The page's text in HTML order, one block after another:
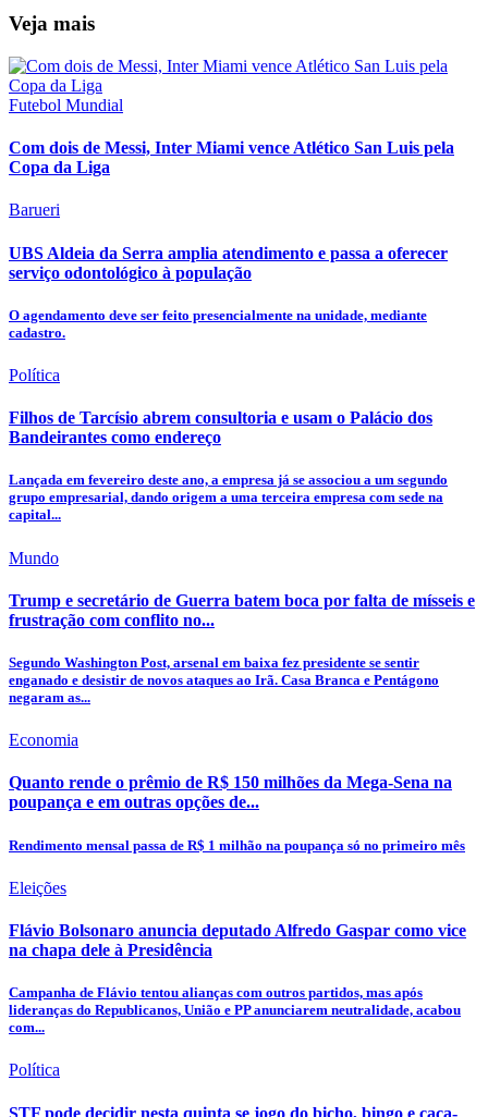
Veja mais
Futebol Mundial
Com dois de Messi, Inter Miami vence Atlético San Luis pela
Copa da Liga
Barueri
UBS Aldeia da Serra amplia atendimento e passa a oferecer
serviço odontológico à população
O agendamento deve ser feito presencialmente na unidade, mediante
cadastro.
Política
Filhos de Tarcísio abrem consultoria e usam o Palácio dos
Bandeirantes como endereço
Lançada em fevereiro deste ano, a empresa já se associou a um segundo
grupo empresarial, dando origem a uma terceira empresa com sede na
capital...
Mundo
Trump e secretário de Guerra batem boca por falta de mísseis e
frustração com conflito no...
Segundo Washington Post, arsenal em baixa fez presidente se sentir
enganado e desistir de novos ataques ao Irã. Casa Branca e Pentágono
negaram as...
Economia
Quanto rende o prêmio de R$ 150 milhões da Mega-Sena na
poupança e em outras opções de...
Rendimento mensal passa de R$ 1 milhão na poupança só no primeiro mês
Eleições
Flávio Bolsonaro anuncia deputado Alfredo Gaspar como vice
na chapa dele à Presidência
Campanha de Flávio tentou alianças com outros partidos, mas após
lideranças do Republicanos, União e PP anunciarem neutralidade, acabou
com...
Política
STF pode decidir nesta quinta se jogo do bicho, bingo e caça-